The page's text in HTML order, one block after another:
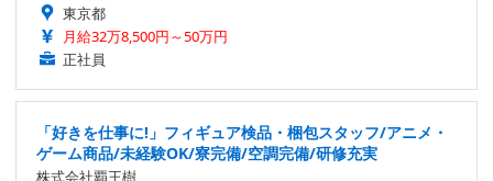
東京都
月給32万8,500円～50万円
正社員
「好きを仕事に!」フィギュア検品・梱包スタッフ/アニメ・
ゲーム商品/未経験OK/寮完備/空調完備/研修充実
株式会社覇王樹